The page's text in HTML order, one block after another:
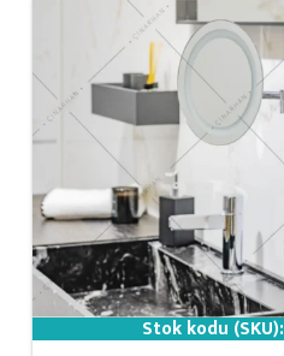
Stok kodu (SKU):